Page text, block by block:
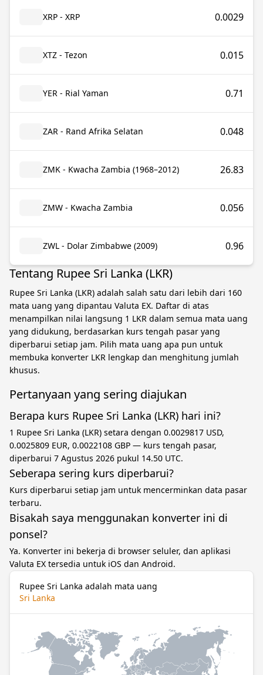
XRP - XRP 0.0029
XTZ - Tezon 0.015
YER - Rial Yaman 0.71
ZAR - Rand Afrika Selatan 0.048
ZMK - Kwacha Zambia (1968–2012) 26.83
ZMW - Kwacha Zambia 0.056
ZWL - Dolar Zimbabwe (2009) 0.96
Tentang Rupee Sri Lanka (LKR)
Rupee Sri Lanka (LKR) adalah salah satu dari lebih dari 160
mata uang yang dipantau Valuta EX. Daftar di atas
menampilkan nilai langsung 1 LKR dalam semua mata uang
yang didukung, berdasarkan kurs tengah pasar yang
diperbarui setiap jam. Pilih mata uang apa pun untuk
membuka konverter LKR lengkap dan menghitung jumlah
khusus.
Pertanyaan yang sering diajukan
Berapa kurs Rupee Sri Lanka (LKR) hari ini?
1 Rupee Sri Lanka (LKR) setara dengan 0.0029817 USD,
0.0025809 EUR, 0.0022108 GBP — kurs tengah pasar,
diperbarui 7 Agustus 2026 pukul 14.50 UTC.
Seberapa sering kurs diperbarui?
Kurs diperbarui setiap jam untuk mencerminkan data pasar
terbaru.
Bisakah saya menggunakan konverter ini di
ponsel?
Ya. Konverter ini bekerja di browser seluler, dan aplikasi
Valuta EX tersedia untuk iOS dan Android.
Rupee Sri Lanka adalah mata uang
Sri Lanka